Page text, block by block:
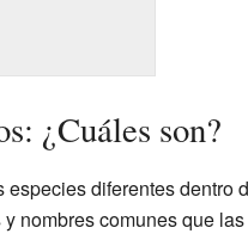
¿Cuáles son?
diferentes dentro
nombres comunes que